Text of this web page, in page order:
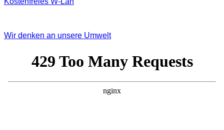
Wir denken an unsere Umwelt